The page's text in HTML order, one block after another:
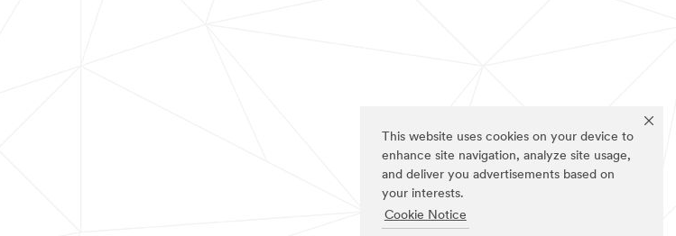
This website uses cookies on your device to
enhance site navigation, analyze site usage,
and deliver you advertisements based on
your interests.
Cookie Notice